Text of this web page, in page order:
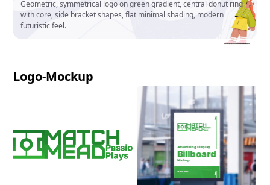
Geometric, symmetrical logo on green gradient, central donut ring
with core, side bracket shapes, flat minimal shading, modern
futuristic feel.
Logo-Mockup
Advertising Display
Billboard
Mockup
ON BUILDING